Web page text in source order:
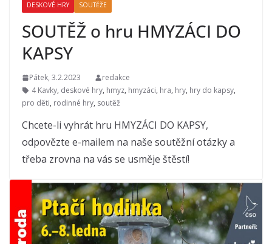
DESKOVÉ HRY SOUTĚŽE
SOUTĚŽ o hru HMYZÁCI DO
KAPSY
Pátek, 3.2.2023
redakce
4 Kavky, deskové hry, hmyz, hmyzáci, hra, hry, hry do kapsy,
pro děti, rodinné hry, soutěž
Chcete-li vyhrát hru HMYZÁCI DO KAPSY,
odpovězte e-mailem na naše soutěžní otázky a
třeba zrovna na vás se usměje štěstí!